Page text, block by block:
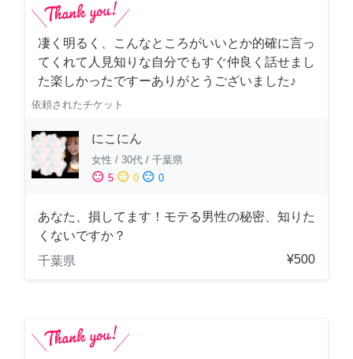
凄く明るく、こんなところがいいとか的確に言っ
てくれて人見知りな自分でもすぐ仲良く話せまし
た楽しかったですーありがとうございました♪
依頼されたチケット
にこにん
女性 / 30代 / 千葉県
sentiment_satisfied 5 sentiment_neutral 0 sentiment_dissatisfied 0
あなた、損してます！モテる男性の秘密、知りた
くないですか？
千葉県
¥500